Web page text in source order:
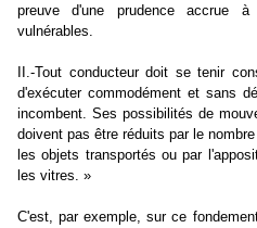
preuve d'une prudence accrue
vulnérables.
II.-Tout conducteur doit se tenir
d'exécuter commodément et sans
incombent. Ses possibilités de
doivent pas être réduits par le
les objets transportés ou par
les vitres. »
C'est, par exemple, sur ce